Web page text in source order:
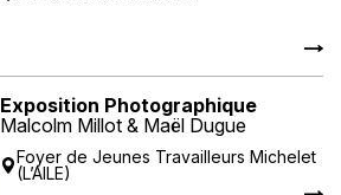
Exposition Photographique
Malcolm Millot & Maël Dugue
Foyer de Jeunes Travailleurs Michelet
(L’AILE)